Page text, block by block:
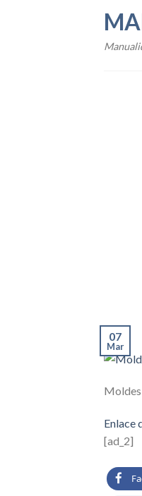
07
Mar
Enlace
[ad_2]